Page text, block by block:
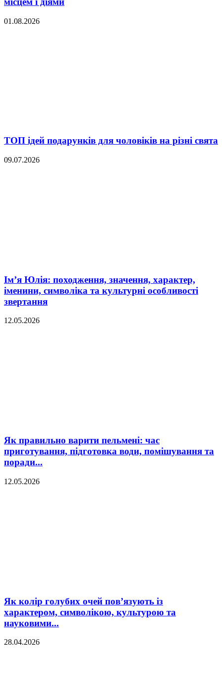
01.08.2026
ТОП ідей подарунків для чоловіків на різні свята
09.07.2026
Ім’я Юлія: походження, значення, характер,
іменини, символіка та культурні особливості
звертання
12.05.2026
Як правильно варити пельмені: час
приготування, підготовка води, помішування та
поради...
12.05.2026
Як колір голубих очей пов’язують із
характером, символікою, культурою та
науковими...
28.04.2026